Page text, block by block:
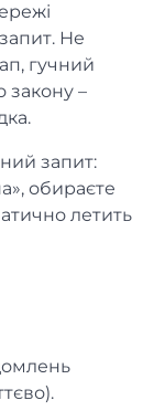
Не
гучний
закону –
запит:
обираєте
летить